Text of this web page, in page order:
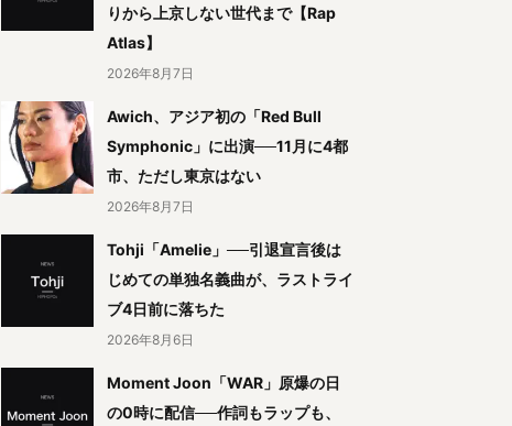
りから上京しない世代まで【Rap
Atlas】
2026年8月7日
Awich、アジア初の「Red Bull
Symphonic」に出演──11月に4都
市、ただし東京はない
2026年8月7日
Tohji「Amelie」──引退宣言後は
じめての単独名義曲が、ラストライ
ブ4日前に落ちた
2026年8月6日
Moment Joon「WAR」原爆の日
の0時に配信──作詞もラップも、